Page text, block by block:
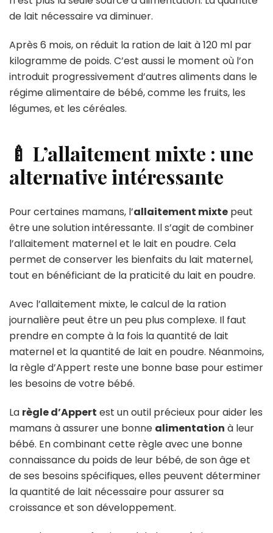
de lait nécessaire va diminuer.
Après 6 mois, on réduit la ration de lait à 120 ml par
kilogramme de poids. C’est aussi le moment où l’on
introduit progressivement d’autres aliments dans le
régime alimentaire de bébé, comme les fruits, les
légumes, et les céréales.
🍼 L’allaitement mixte : une
alternative intéressante
Pour certaines mamans, l’allaitement mixte peut
être une solution intéressante. Il s’agit de combiner
l’allaitement maternel et le lait en poudre. Cela
permet de conserver les bienfaits du lait maternel,
tout en bénéficiant de la praticité du lait en poudre.
Avec l’allaitement mixte, le calcul de la ration
journalière peut être un peu plus complexe. Il faut
prendre en compte à la fois la quantité de lait
maternel et la quantité de lait en poudre. Néanmoins,
la règle d’Appert reste une bonne base pour estimer
les besoins de votre bébé.
La règle d’Appert est un outil précieux pour aider les
mamans à assurer une bonne alimentation à leur
bébé. En combinant cette règle avec une bonne
connaissance du poids de leur bébé, de son âge et
de ses besoins spécifiques, elles peuvent déterminer
la quantité de lait nécessaire pour assurer sa
croissance et son développement.